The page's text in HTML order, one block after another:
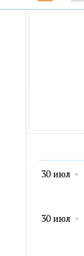
30 июл
30 июл